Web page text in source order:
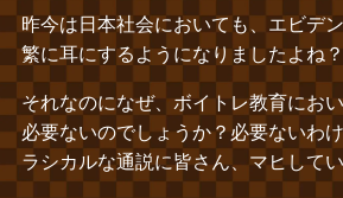
昨今は日本社会においても、エビデ
繁に耳にするようになりましたよね？
それなのになぜ、ボイトレ教育にお
必要ないのでしょうか？必要ないわ
ラシカルな通説に皆さん、マヒして